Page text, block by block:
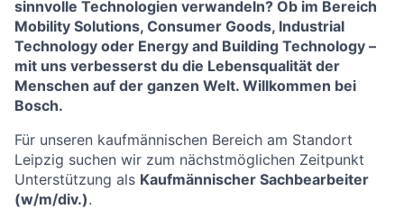
sinnvolle Technologien verwandeln? Ob im Bereich
Mobility Solutions, Consumer Goods, Industrial
Technology oder Energy and Building Technology –
mit uns verbesserst du die Lebensqualität der
Menschen auf der ganzen Welt. Willkommen bei
Bosch.
Für unseren kaufmännischen Bereich am Standort
Leipzig suchen wir zum nächstmöglichen Zeitpunkt
Unterstützung als Kaufmännischer Sachbearbeiter
(w/m/div.).